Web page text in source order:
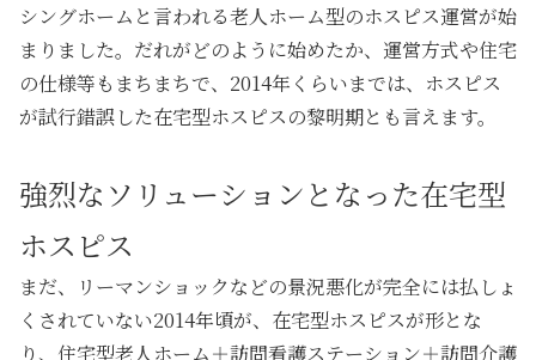
シングホームと言われる老人ホーム型のホスピス運営が始
まりました。だれがどのように始めたか、運営方式や住宅
の仕様等もまちまちで、2014年くらいまでは、ホスピス
が試行錯誤した在宅型ホスピスの黎明期とも言えます。
強烈なソリューションとなった在宅型
ホスピス
まだ、リーマンショックなどの景況悪化が完全には払しょ
くされていない2014年頃が、在宅型ホスピスが形とな
り、住宅型老人ホーム＋訪問看護ステーション＋訪問介護